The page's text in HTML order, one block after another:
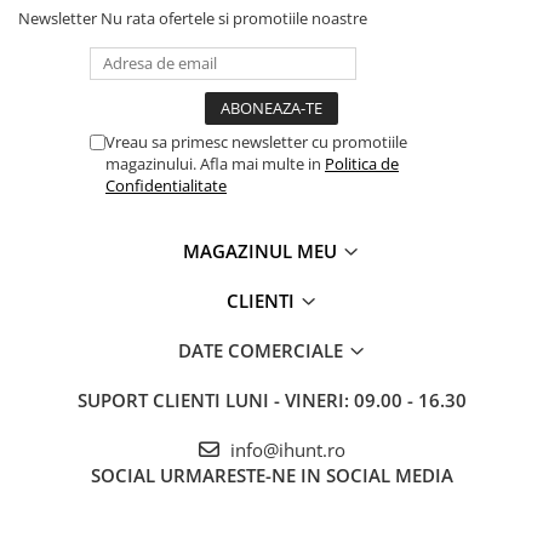
ENERGIE
Gift Card EV
STATII DE INCARCARE EV
Stații de Încărcare Rezidențiale /
Stații de Încărcare Comerciale /
Profesionale
Newsletter Nu rata ofertele si promotiile noastre
Vreau sa primesc newsletter cu promotiile
magazinului. Afla mai multe in Politica de
Confidentialitate
MAGAZINUL MEU
CLIENTI
DATE COMERCIALE
SUPORT CLIENTI LUNI - VINERI: 09.00 - 16.30
info@ihunt.ro
SOCIAL URMARESTE-NE IN SOCIAL MEDIA